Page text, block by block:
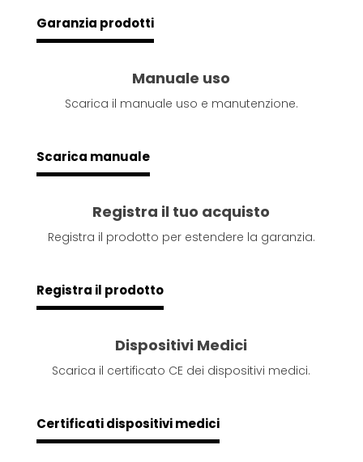
Garanzia prodotti
Manuale uso
Scarica il manuale uso e manutenzione.
Scarica manuale
Registra il tuo acquisto
Registra il prodotto per estendere la garanzia.
Registra il prodotto
Dispositivi Medici
Scarica il certificato CE dei dispositivi medici.
Certificati dispositivi medici